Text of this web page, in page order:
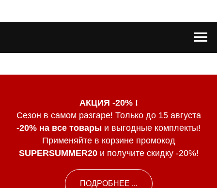
АКЦИЯ -20% !
Сезон в самом разгаре! Только до 15 августа
-20% на все товары и выгодные комплекты!
Применяйте в корзине промокод
SUPERSUMMER20и получите скидку -20%!
ПОДРОБНЕЕ ...